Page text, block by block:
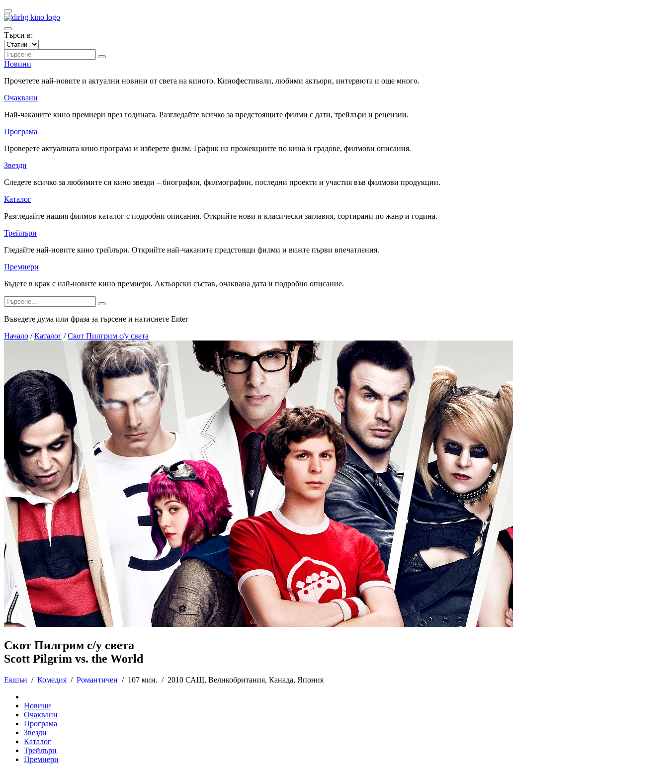
Търси в:
Новини
Прочетете най-новите и актуални новини от света на киното. Кинофестивали, любими актьори, интервюта и още много.
Очаквани
Най-чаканите кино премиери през годината. Разгледайте всичко за предстоящите филми с дати, трейлъри и рецензии.
Програма
Проверете актуалната кино програма и изберете филм. График на прожекциите по кина и градове, филмови описания.
Звезди
Следете всичко за любимите си кино звезди – биографии, филмографии, последни проекти и участия във филмови продукции.
Каталог
Разгледайте нашия филмов каталог с подробни описания. Открийте нови и класически заглавия, сортирани по жанр и година.
Трейлъри
Гледайте най-новите кино трейлъри. Открийте най-чаканите предстоящи филми и вижте първи впечатления.
Премиери
Бъдете в крак с най-новите кино премиери. Актьорски състав, очаквана дата и подробно описание.
Въведете дума или фраза за търсене и натиснете Enter
Начало / Каталог / Скот Пилгрим с/у света
Скот Пилгрим с/у света
Scott Pilgrim vs. the World
Екшън / Комедия / Романтичен / 107 мин. / 2010 САЩ, Великобритания, Канада, Япония
Новини
Очаквани
Програма
Звезди
Каталог
Трейлъри
Премиери